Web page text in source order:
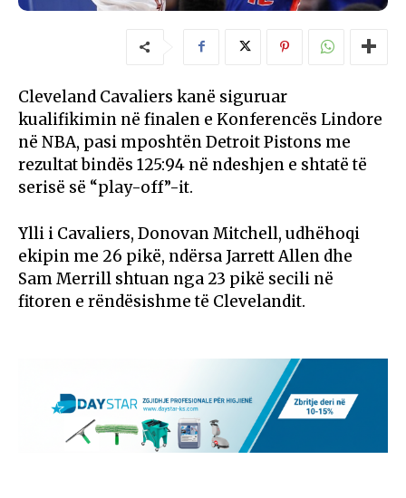
Cleveland Cavaliers kanë siguruar
kualifikimin në finalen e Konferencës Lindore
në NBA, pasi mposhtën Detroit Pistons me
rezultat bindës 125:94 në ndeshjen e shtatë të
serisë së “play-off”-it.
Ylli i Cavaliers, Donovan Mitchell, udhëhoqi
ekipin me 26 pikë, ndërsa Jarrett Allen dhe
Sam Merrill shtuan nga 23 pikë secili në
fitoren e rëndësishme të Clevelandit.